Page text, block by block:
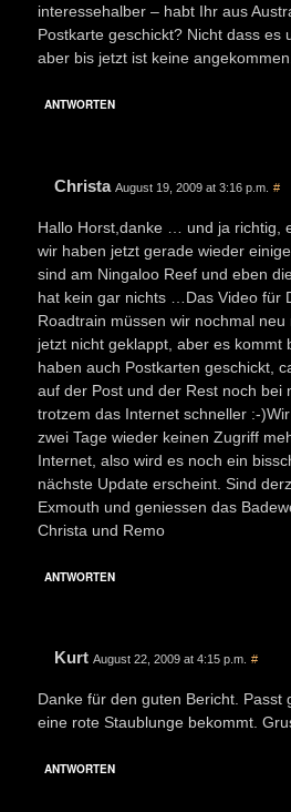
interessehalber – habt Ihr aus
Postkarte geschickt? Nicht dass es
aber bis jetzt ist keine angekommen.
ANTWORTEN
Christa August 19, 2009 at 3:16 p.m. #
Hallo Horst,danke … und ja richtig,
wir haben jetzt gerade wieder
sind am Ningaloo Reef und eben
hat kein gar nichts …Das Video für
Roadtrain müssen wir nochmal
jetzt nicht geklappt, aber es kommt
haben auch Postkarten geschickt,
auf der Post und der Rest noch bei
trotzem das Internet schneller :-
zwei Tage wieder keinen Zugriff
Internet, also wird es noch ein
nächste Update erscheint. Sind
Exmouth und geniessen das
Christa und Remo
ANTWORTEN
Kurt August 22, 2009 at 4:15 p.m. #
Danke für den guten Bericht. Passt
eine rote Staublunge bekommt.
ANTWORTEN